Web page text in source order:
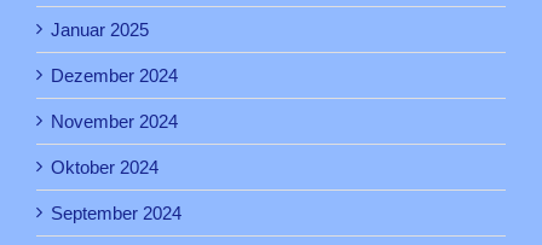
Januar 2025
Dezember 2024
November 2024
Oktober 2024
September 2024